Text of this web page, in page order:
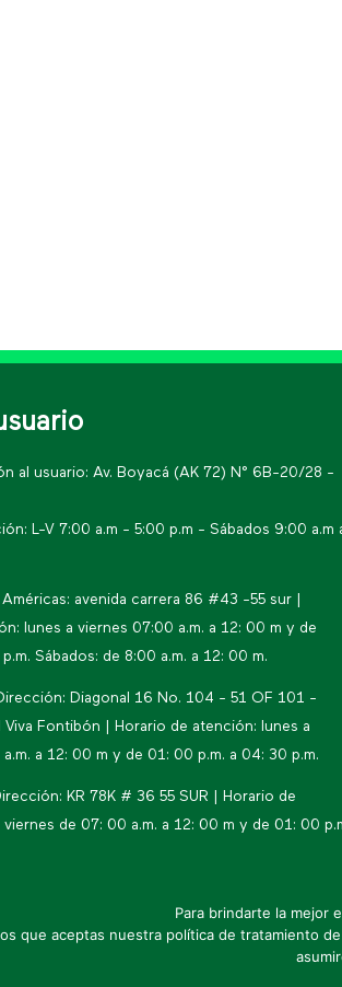
al usuario: Av. Boyacá (AK 72) N° 6B-20/28 -
L-V 7:00 a.m - 5:00 p.m - Sábados 9:00 a.m
avenida carrera 86 #43 -55 sur |
lunes a viernes 07:00 a.m. a 12: 00 m y de
Sábados: de 8:00 a.m. a 12: 00 m.
Diagonal 16 No. 104 - 51 OF 101 -
Fontibón | Horario de atención: lunes a
a 12: 00 m y de 01: 00 p.m. a 04: 30 p.m.
KR 78K # 36 55 SUR | Horario de
de 07: 00 a.m. a 12: 00 m y de 01: 00
de
*
Para brindarte la mejor
que aceptas nuestra política de tratamiento